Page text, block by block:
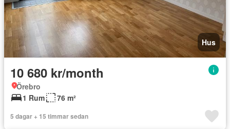
Hus
10 680 kr/month
Örebro
1 Rum
76 m²
5 dagar + 15 timmar sedan